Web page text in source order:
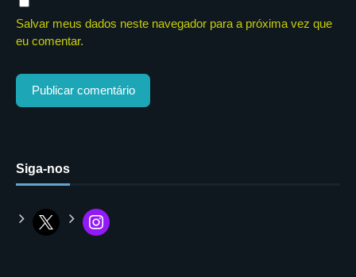
Salvar meus dados neste navegador para a próxima vez que
eu comentar.
Siga-nos